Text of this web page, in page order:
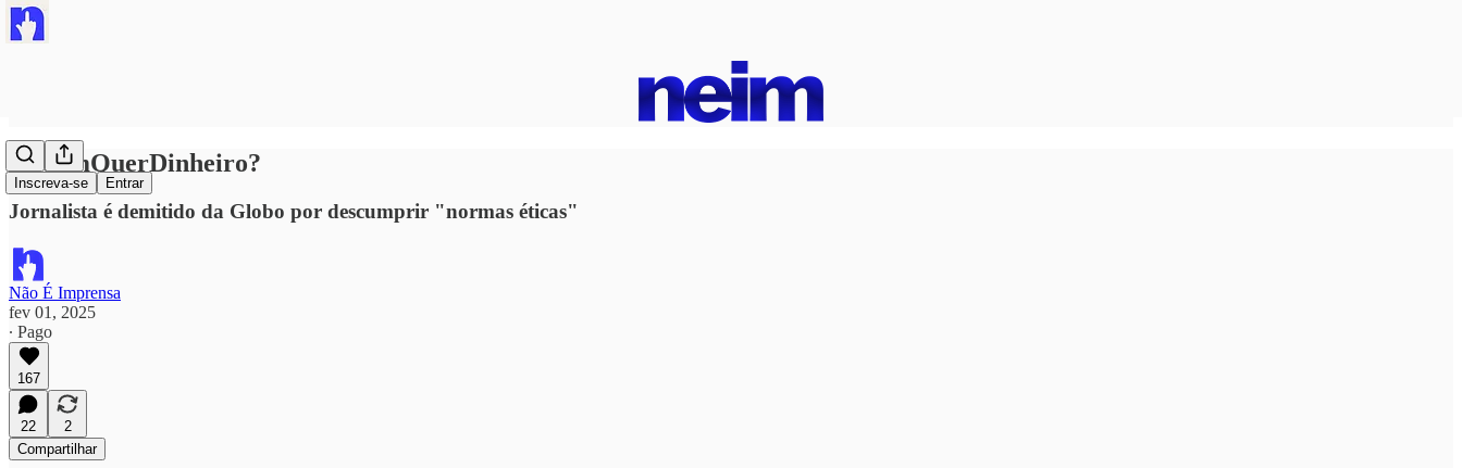
Inscreva-se Entrar
#QuemQuerDinheiro?
Jornalista é demitido da Globo por descumprir "normas éticas"
Não É Imprensa
fev 01, 2025
∙ Pago
167
22
2
Compartilhar